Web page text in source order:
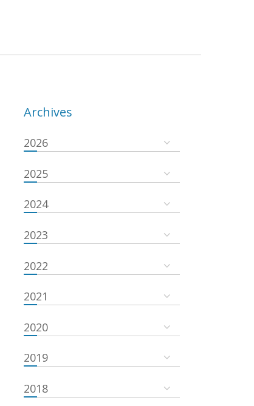
Archives
2026
2025
2024
2023
2022
2021
2020
2019
2018